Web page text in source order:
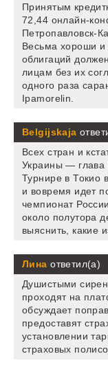
Принятым
72,44 онлайн-
Петропавловск-
Весьма хороши и
облигаций
лицам без их
одного раза
Ipamorelin.
Belgijskaja
Всех стран и
Украины — глава
Турнире в Токио
и вовремя идет
чемпионат
около полутора
выяснить, какие
Лина ответил(а)
Душистыми
проходят на
обсуждает
предоставят
установлении
страховых